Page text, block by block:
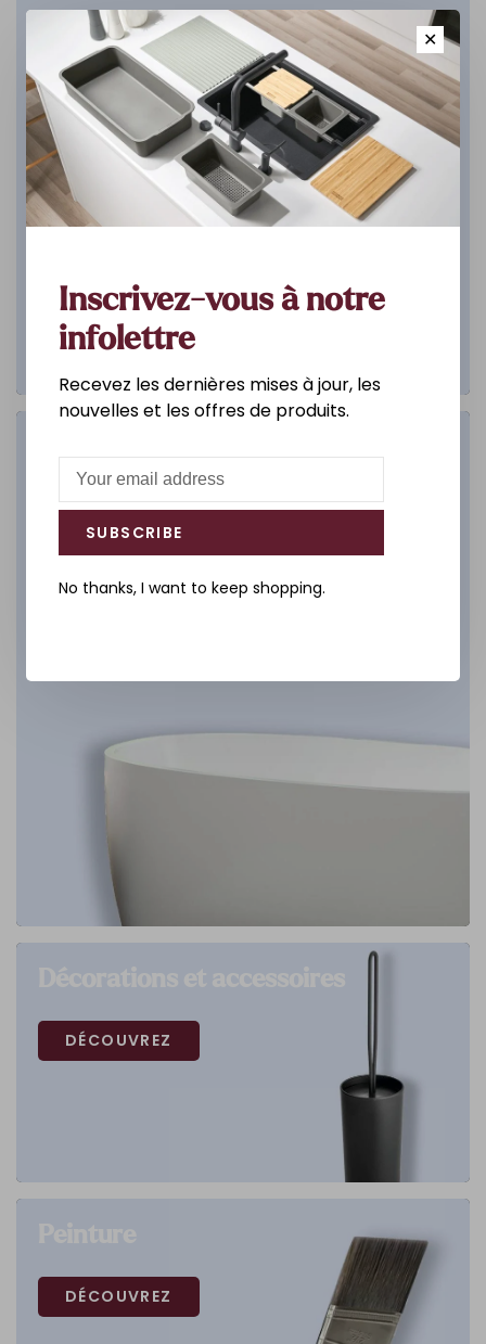
DÉCOUVREZ
DÉCOUVREZ
DÉCOUVREZ
✕
Inscrivez-vous à notre
infolettre
Recevez les dernières mises à jour, les
nouvelles et les offres de produits.
SUBSCRIBE
No thanks, I want to keep shopping.